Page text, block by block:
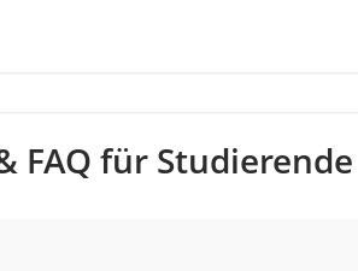
FAQ für Studierende